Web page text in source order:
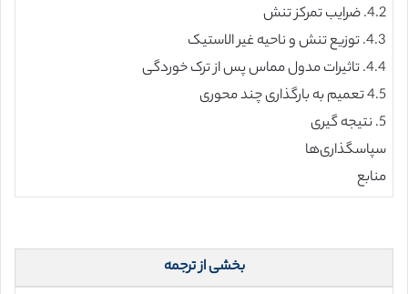
4.2. ضرایب تمرکز تنش
4.3. توزیع تنش و ناحیه غیر الاستیک
4.4. تاثیرات مدول مماس پس از ترک خوردگی
4.5 تعمیم به بارگذاری چند محوری
5. نتیجه گیری
سپاسگذاری‌ها
منابع
بخشی از ترجمه